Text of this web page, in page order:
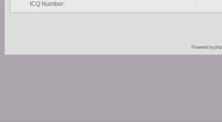
ICQ Number:
Powered by